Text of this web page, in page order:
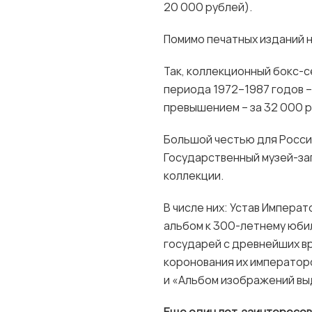
20 000 рублей).
Помимо печатных изданий
Так, коллекционный бокс-
периода 1972–1987 годов
превышением – за 32 000
Большой честью для
Государственный музей-
коллекции.
В числе них: Устав
альбом к 300-летнему
государей с древнейших
коронования их
и «Альбом изображений